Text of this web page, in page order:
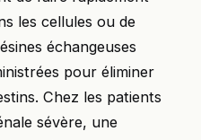
les cellules ou de
échangeuses
pour éliminer
Chez les patients
sévère, une